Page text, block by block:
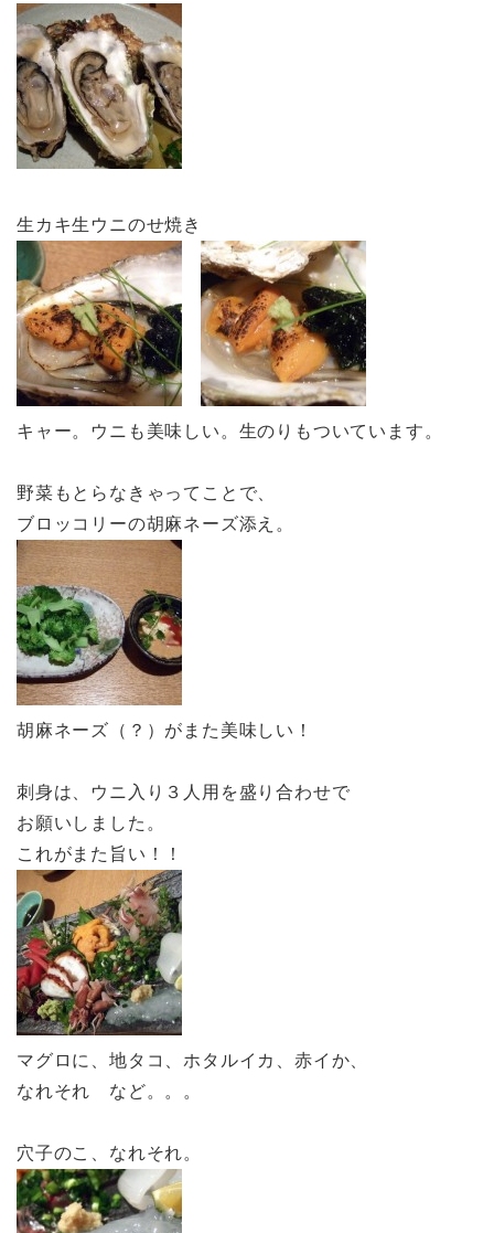
生カキ生ウニのせ焼き
キャー。ウニも美味しい。生のりもついています。
野菜もとらなきゃってことで、
ブロッコリーの胡麻ネーズ添え。
胡麻ネーズ（？）がまた美味しい！
刺身は、ウニ入り３人用を盛り合わせで
お願いしました。
これがまた旨い！！
マグロに、地タコ、ホタルイカ、赤イか、
なれそれ など。。。
穴子のこ、なれそれ。